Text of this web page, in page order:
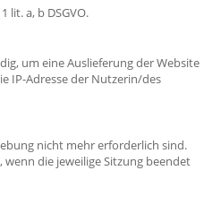
lit. a, b DSGVO.
um eine Auslieferung der Website
IP-Adresse der Nutzerin/des
nicht mehr erforderlich sind.
wenn die jeweilige Sitzung beendet